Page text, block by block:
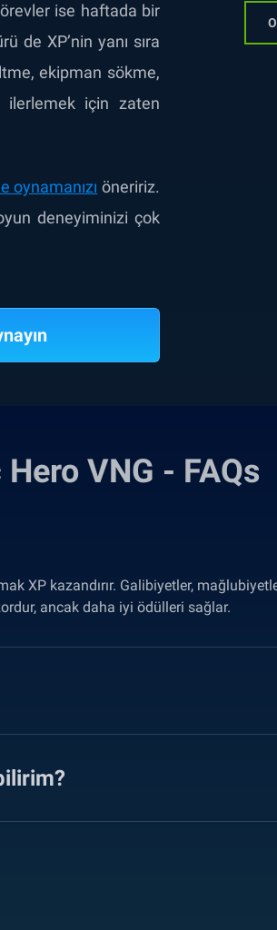
ise haftada bir
de XP’nin yanı sıra
ekipman sökme,
için zaten
oynamanızı öneririz.
deneyiminizi çok
VNG - FAQs
XP kazandırır. Galibiyetler,
ancak daha iyi ödülleri sağlar.